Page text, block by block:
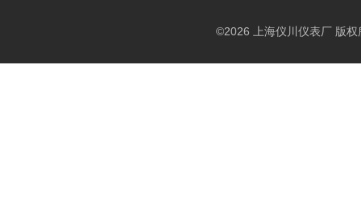
©2026 上海仪川仪表厂 版